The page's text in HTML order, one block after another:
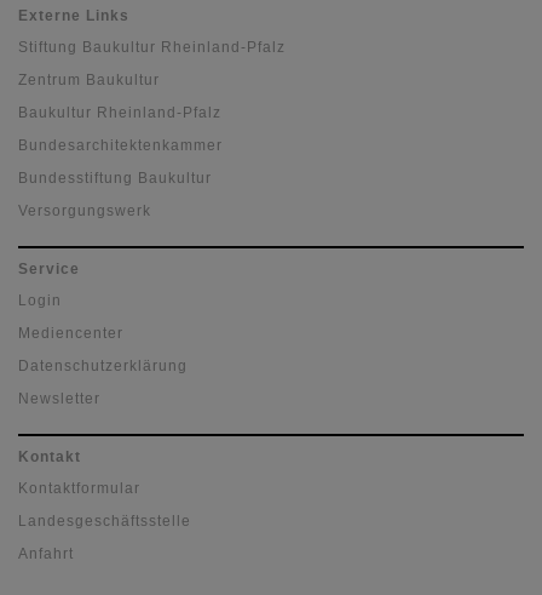
Externe Links
Stiftung Baukultur Rheinland-Pfalz
Zentrum Baukultur
Baukultur Rheinland-Pfalz
Bundesarchitektenkammer
Bundesstiftung Baukultur
Versorgungswerk
Service
Login
Mediencenter
Datenschutzerklärung
Newsletter
Kontakt
Kontaktformular
Landesgeschäftsstelle
Anfahrt